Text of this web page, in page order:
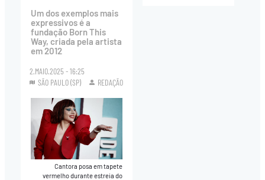
Um dos exemplos mais
expressivos é a
fundação Born This
Way, criada pela artista
em 2012
2.MAIO.2025 - 16:25
SÃO PAULO (SP)
REDAÇÃO
Cantora posa em tapete
vermelho durante estreia do